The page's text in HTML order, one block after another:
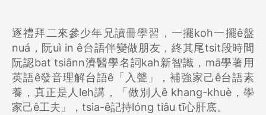
逐禮拜二來參少年兄讀冊學習，一擺koh一擺ê盤
nuá，阮uì in ê台語伴變做朋友，終其尾tsit段時間
阮認bat tsiânn濟醫學名詞kah新智識，mā學著用
英語ê發音理解台語ê「入聲」，補強家己ê台語素
養，真正是人leh講，「做別人ê khang-khuè，學
家己ê工夫」，tsia-ê記持lóng tiâu tī心肝底。